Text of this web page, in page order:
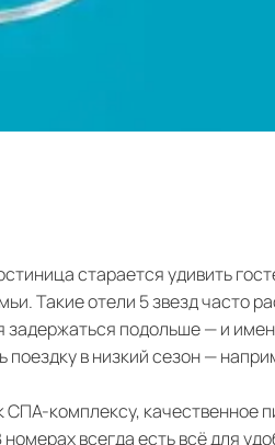
старается удивить
Такие отели 5 звезд часто
подольше — и
в низкий сезон —
комплексу, качественное
всегда есть всё для